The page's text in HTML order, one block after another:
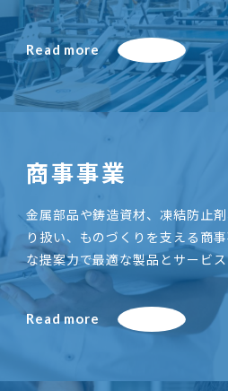
Read more
商事事業
金属部品や鋳造資材、凍結防止
り扱い、ものづくりを支える商
な提案力で最適な製品とサービス
Read more